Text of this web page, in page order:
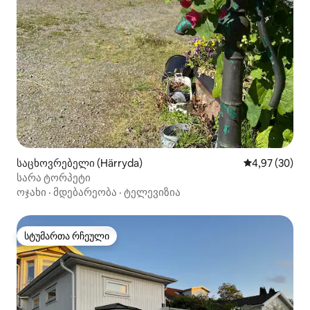
საცხოვრებელი (Härryda) საშუალო
4,97 (30)
სარა ტორპეტი
ოჯახი · მდებარეობა · ტელევიზია
სტუმართა რჩეული
სტუმართა რჩეული